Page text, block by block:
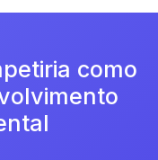
como